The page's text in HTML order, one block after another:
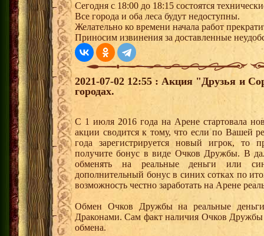
Сегодня с 18:00 до 18:15 состоятся
Все города и оба леса будут недоступны.
Желательно ко времени начала работ
Приносим извинения за доставленные
2021-07-02 12:55 : Акция "Друзья и
городах.
С 1 июля 2016 года на Арене стартовала
акции сводится к тому, что если по Вашей
года зарегистрируется новый игрок,
получите бонус в виде Очков Дружбы. В
обменять на реальные деньги или
дополнительный бонус в синих сотках по
возможность честно заработать на Арене
Обмен Очков Дружбы на реальные деньги
Драконами. Сам факт наличия Очков Дружбы
обмена.